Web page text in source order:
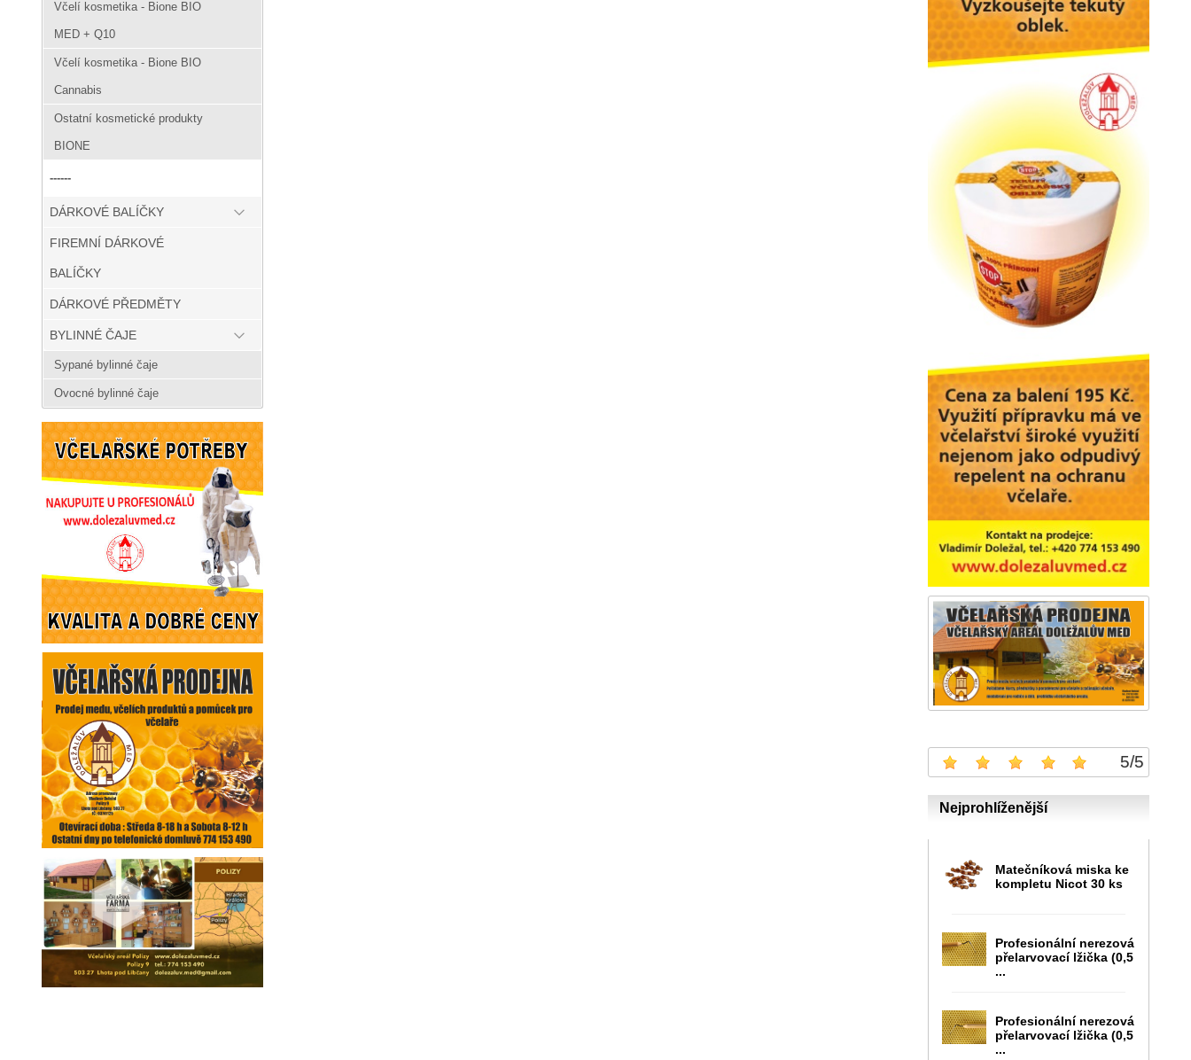
Včelí kosmetika - Bione BIO
MED + Q10
Včelí kosmetika - Bione BIO
Cannabis
Ostatní kosmetické produkty
BIONE
------
DÁRKOVÉ BALÍČKY
FIREMNÍ DÁRKOVÉ
BALÍČKY
DÁRKOVÉ PŘEDMĚTY
BYLINNÉ ČAJE
Sypané bylinné čaje
Ovocné bylinné čaje
5/5
Nejprohlíženější
Matečníková miska ke
kompletu Nicot 30 ks
Profesionální nerezová
přelarvovací lžička (0,5
...
Profesionální nerezová
přelarvovací lžička (0,5
...